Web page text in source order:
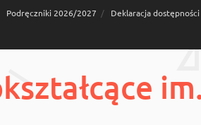
Podręczniki 2026/2027 Deklaracja dostępności